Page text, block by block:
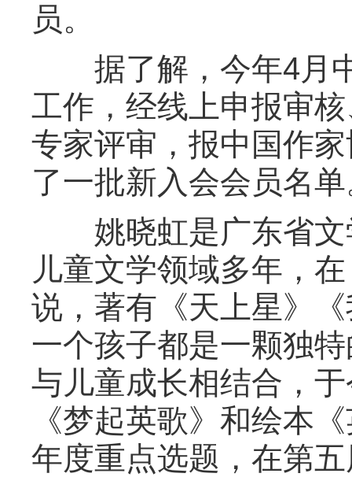
员。
据了解，今年4月中
工作，经线上申报审
专家评审，报中国作
了一批新入会会员名
姚晓虹是广东省文
儿童文学领域多年，
说，著有《天上星》
一个孩子都是一颗独
与儿童成长相结合，
《梦起英歌》和绘本
年度重点选题，在第